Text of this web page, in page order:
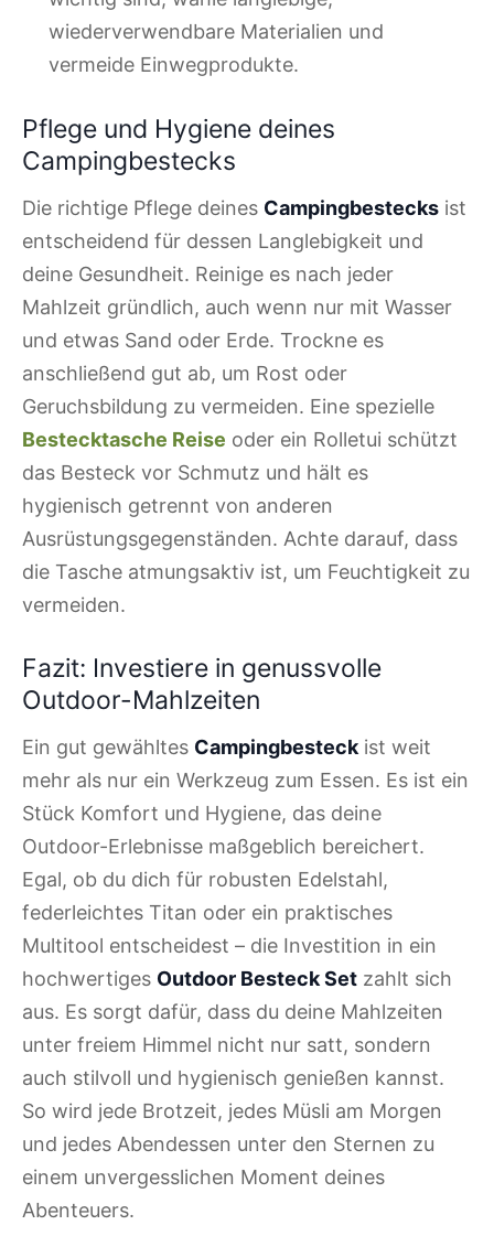
wiederverwendbare Materialien und
vermeide Einwegprodukte.
Pflege und Hygiene deines
Campingbestecks
Die richtige Pflege deines Campingbestecks ist
entscheidend für dessen Langlebigkeit und
deine Gesundheit. Reinige es nach jeder
Mahlzeit gründlich, auch wenn nur mit Wasser
und etwas Sand oder Erde. Trockne es
anschließend gut ab, um Rost oder
Geruchsbildung zu vermeiden. Eine spezielle
Bestecktasche Reise oder ein Rolletui schützt
das Besteck vor Schmutz und hält es
hygienisch getrennt von anderen
Ausrüstungsgegenständen. Achte darauf, dass
die Tasche atmungsaktiv ist, um Feuchtigkeit zu
vermeiden.
Fazit: Investiere in genussvolle
Outdoor-Mahlzeiten
Ein gut gewähltes Campingbesteck ist weit
mehr als nur ein Werkzeug zum Essen. Es ist ein
Stück Komfort und Hygiene, das deine
Outdoor-Erlebnisse maßgeblich bereichert.
Egal, ob du dich für robusten Edelstahl,
federleichtes Titan oder ein praktisches
Multitool entscheidest – die Investition in ein
hochwertiges Outdoor Besteck Set zahlt sich
aus. Es sorgt dafür, dass du deine Mahlzeiten
unter freiem Himmel nicht nur satt, sondern
auch stilvoll und hygienisch genießen kannst.
So wird jede Brotzeit, jedes Müsli am Morgen
und jedes Abendessen unter den Sternen zu
einem unvergesslichen Moment deines
Abenteuers.